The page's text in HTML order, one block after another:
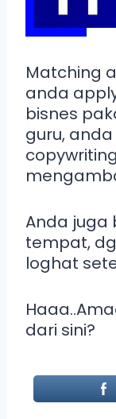
Matching
anda
bisnes
guru,
Anda juga
tempat,
loghat
dari sini?